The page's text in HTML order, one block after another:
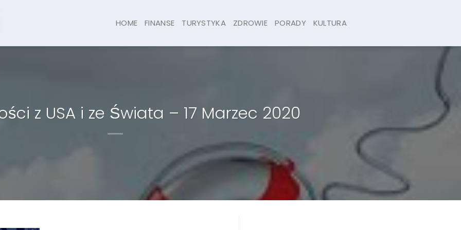
HOME FINANSE TURYSTYKA ZDROWIE PORADY KULTURA
z USA i ze Świata – 17 Marzec 2020